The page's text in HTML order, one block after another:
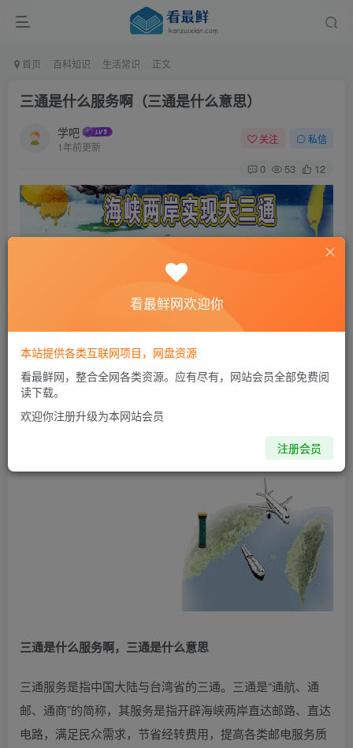
首页 百科知识 生活常识 正文
三通是什么服务啊（三通是什么意思）
学吧
1年前更新
关注 私信
0 53 12
三通是什么服务啊，三通是什么意思
三通服务是指中国大陆与台湾省的三通。三通是“通航、通
邮、通商”的简称，其服务是指开辟海峡两岸直达邮路、直达
电路，满足民众需求，节省经转费用，提高各类邮电服务质
看最鲜网欢迎你
本站提供各类互联网项目，网盘资源
看最鲜网，整合全网各类资源。应有尽有，网站会员全部免费阅
读下载。
欢迎你注册升级为本网站会员
注册会员